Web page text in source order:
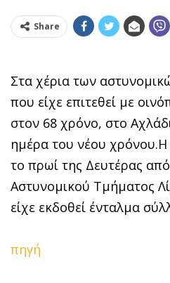
Share
Στα χέρια των
που είχε επιτεθεί με
στον 68 χρόνο, στο
ημέρα του νέου
το πρωί της Δευτέρας
Αστυνομικού Τμήματος
είχε εκδοθεί ένταλμα
πηγή